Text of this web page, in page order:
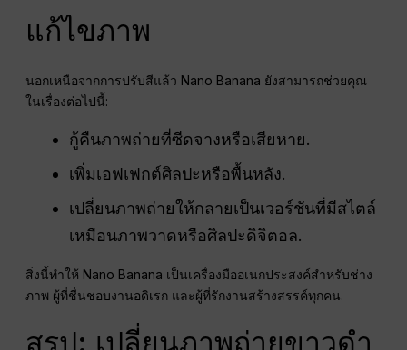
แก้ไขภาพ
นอกเหนือจากการปรับสีแล้ว Nano Banana ยังสามารถช่วยคุณ
ในเรื่องต่อไปนี้:
กู้คืนภาพถ่ายที่ซีดจางหรือเสียหาย.
เพิ่มเอฟเฟกต์ศิลปะหรือพื้นหลัง.
เปลี่ยนภาพถ่ายให้กลายเป็นเวอร์ชันที่มีสไตล์
เหมือนภาพวาดหรือศิลปะดิจิตอล.
สิ่งนี้ทำให้ Nano Banana เป็นเครื่องมืออเนกประสงค์สำหรับช่าง
ภาพ ผู้ที่ชื่นชอบงานอดิเรก และผู้ที่รักงานสร้างสรรค์ทุกคน.
สรุป: เปลี่ยนภาพถ่ายขาวดำ